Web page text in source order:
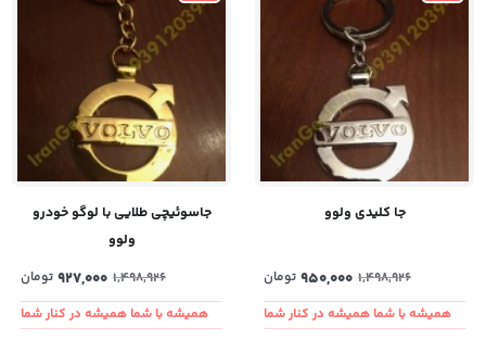
جا کلیدی ولوو
1,498,926
950,000 تومان
همیشه با شما همیشه در کنار شما
جاسوئیچی طلایی با لوگو خودرو
ولوو
1,498,926
927,000 تومان
همیشه با شما همیشه در کنار شما